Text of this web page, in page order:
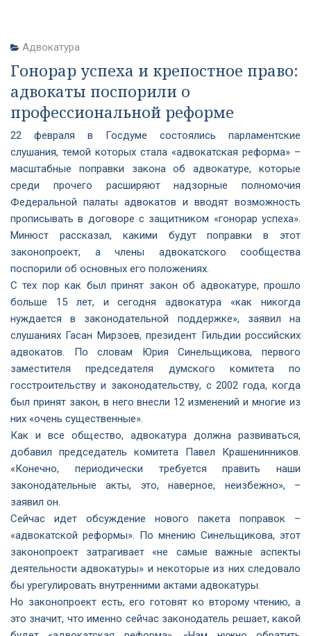
Адвокатура
Гонорар успеха и крепостное право:
адвокаты поспорили о
профессиональной реформе
22 февраля в Госдуме состоялись парламентские
слушания, темой которых стала «адвокатская реформа» –
масштабные поправки закона об адвокатуре, которые
среди прочего расширяют надзорные полномочия
Федеральной палаты адвокатов и вводят возможность
прописывать в договоре с защитником «гонорар успеха».
Минюст рассказал, какими будут поправки в этот
законопроект, а члены адвокатского сообщества
поспорили об основных его положениях.
С тех пор как был принят закон об адвокатуре, прошло
больше 15 лет, и сегодня адвокатура «как никогда
нуждается в законодательной поддержке», заявил на
слушаниях Гасан Мирзоев, президент Гильдии российских
адвокатов. По словам Юрия Синельщикова, первого
заместителя председателя думского комитета по
госстроительству и законодательству, с 2002 года, когда
был принят закон, в него внесли 12 изменений и многие из
них «очень существенные».
Как и все общество, адвокатура должна развиваться,
добавил председатель комитета Павел Крашенинников.
«Конечно, периодически требуется править наши
законодательные акты, это, наверное, неизбежно», –
заявил он.
Сейчас идет обсуждение нового пакета поправок –
«адвокатской реформы». По мнению Синельщикова, этот
законопроект затрагивает «не самые важные аспекты
деятельности адвокатуры» и некоторые из них следовало
бы урегулировать внутренними актами адвокатуры.
Но законопроект есть, его готовят ко второму чтению, а
это значит, что именно сейчас законодатель решает, какой